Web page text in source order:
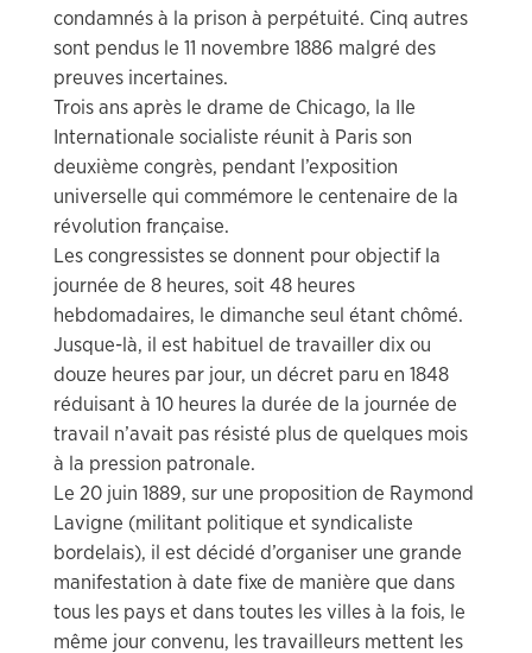
condamnés à la prison à perpétuité. Cinq autres
sont pendus le 11 novembre 1886 malgré des
preuves incertaines.
Trois ans après le drame de Chicago, la IIe
Internationale socialiste réunit à Paris son
deuxième congrès, pendant l’exposition
universelle qui commémore le centenaire de la
révolution française.
Les congressistes se donnent pour objectif la
journée de 8 heures, soit 48 heures
hebdomadaires, le dimanche seul étant chômé.
Jusque-là, il est habituel de travailler dix ou
douze heures par jour, un décret paru en 1848
réduisant à 10 heures la durée de la journée de
travail n’avait pas résisté plus de quelques mois
à la pression patronale.
Le 20 juin 1889, sur une proposition de Raymond
Lavigne (militant politique et syndicaliste
bordelais), il est décidé d’organiser une grande
manifestation à date fixe de manière que dans
tous les pays et dans toutes les villes à la fois, le
même jour convenu, les travailleurs mettent les